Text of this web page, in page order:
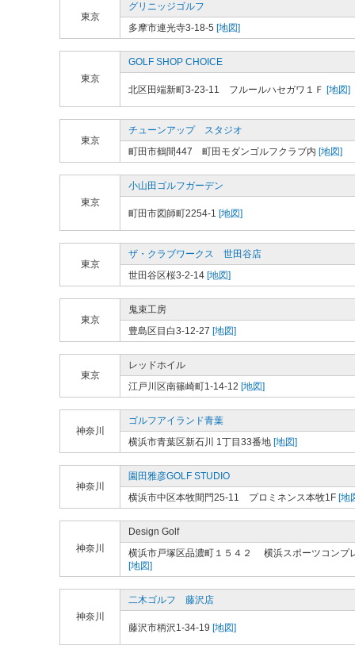
東京
グリニッジゴルフ
多摩市連光寺3-18-5 [地図]
東京
GOLF SHOP CHOICE
北区田端新町3-23-11 フルールハセガワ１Ｆ [地図]
東京
チューンアップ スタジオ
町田市鶴間447 町田モダンゴルフクラブ内 [地図]
東京
小山田ゴルフガーデン
町田市図師町2254-1 [地図]
東京
ザ・クラブワークス 世田谷店
世田谷区桜3-2-14 [地図]
東京
鬼束工房
豊島区目白3-12-27 [地図]
東京
レッドホイル
江戸川区南篠崎町1-14-12 [地図]
神奈川
ゴルフアイランド青葉
横浜市青葉区新石川 1丁目33番地 [地図]
神奈川
園田雅彦GOLF STUDIO
横浜市中区本牧間門25-11 プロミネンス本牧1F [地
神奈川
Design Golf
横浜市戸塚区品濃町１５４２ 横浜スポーツコンプ
[地図]
神奈川
二木ゴルフ 藤沢店
藤沢市柄沢1-34-19 [地図]